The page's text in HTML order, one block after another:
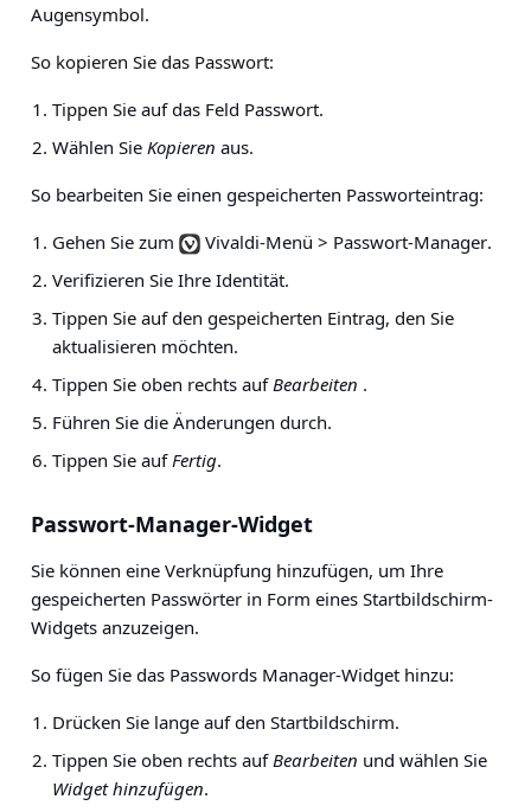
Augensymbol.
So kopieren Sie das Passwort:
Tippen Sie auf das Feld Passwort.
Wählen Sie Kopieren aus.
So bearbeiten Sie einen gespeicherten Passworteintrag:
Gehen Sie zum
Vivaldi-Menü > Passwort-Manager.
Verifizieren Sie Ihre Identität.
Tippen Sie auf den gespeicherten Eintrag, den Sie
aktualisieren möchten.
Tippen Sie oben rechts auf Bearbeiten .
Führen Sie die Änderungen durch.
Tippen Sie auf Fertig.
Passwort-Manager-Widget
Sie können eine Verknüpfung hinzufügen, um Ihre
gespeicherten Passwörter in Form eines Startbildschirm-
Widgets anzuzeigen.
So fügen Sie das Passwords Manager-Widget hinzu:
Drücken Sie lange auf den Startbildschirm.
Tippen Sie oben rechts auf Bearbeiten und wählen Sie
Widget hinzufügen.